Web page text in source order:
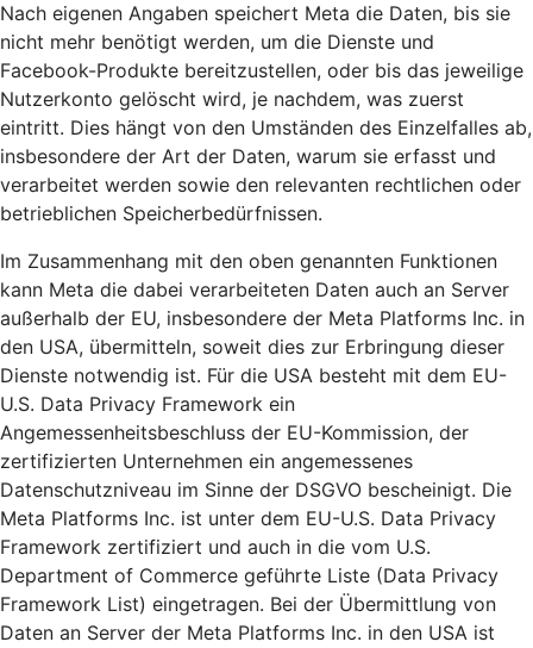
Nach eigenen Angaben speichert Meta die Daten, bis sie
nicht mehr benötigt werden, um die Dienste und
Facebook-Produkte bereitzustellen, oder bis das jeweilige
Nutzerkonto gelöscht wird, je nachdem, was zuerst
eintritt. Dies hängt von den Umständen des Einzelfalles ab,
insbesondere der Art der Daten, warum sie erfasst und
verarbeitet werden sowie den relevanten rechtlichen oder
betrieblichen Speicherbedürfnissen.
Im Zusammenhang mit den oben genannten Funktionen
kann Meta die dabei verarbeiteten Daten auch an Server
außerhalb der EU, insbesondere der Meta Platforms Inc. in
den USA, übermitteln, soweit dies zur Erbringung dieser
Dienste notwendig ist. Für die USA besteht mit dem EU-
U.S. Data Privacy Framework ein
Angemessenheitsbeschluss der EU-Kommission, der
zertifizierten Unternehmen ein angemessenes
Datenschutzniveau im Sinne der DSGVO bescheinigt. Die
Meta Platforms Inc. ist unter dem EU-U.S. Data Privacy
Framework zertifiziert und auch in die vom U.S.
Department of Commerce geführte Liste (Data Privacy
Framework List) eingetragen. Bei der Übermittlung von
Daten an Server der Meta Platforms Inc. in den USA ist